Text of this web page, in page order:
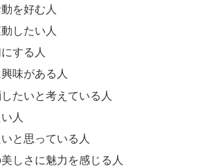
を好む人
したい人
する人
味がある人
たいと考えている人
人
と思っている人
しさに魅力を感じる人